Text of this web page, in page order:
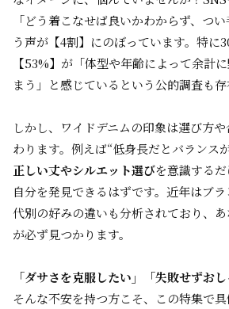
「どう着こなせば良いかわからず、つ
う声が【4割】にのぼっています。特に
【53%】が「体型や年齢によって余計
まう」と感じているという公的調査も存
しかし、ワイドデニムの印象は選び方
わります。例えば“低身長だとバランス
正しい丈やシルエット選びを意識する
自分を発見できるはずです。近年はブ
代別の好みの違いも分析されており、
が必ず見つかります。
「ダサさを克服したい」「失敗せずおし
そんな不安を持つ方こそ、この特集で